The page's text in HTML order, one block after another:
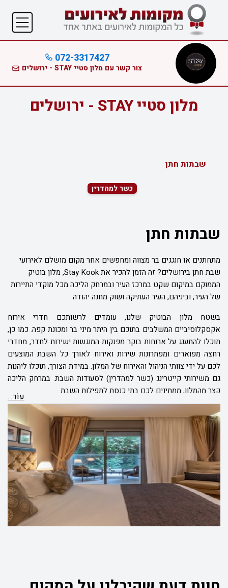
072-3317427
צור קשר עם מלון סטיי STAY - ירושלים
מלון סטיי STAY - ירושלים
שבתות חתן
כשר למהדרין
שבתות חתן
מתחתנים או חוגגים בר מצווה ומחפשים אחר מקום מושלם לאירועי
שבת חתן בירושלים? זה הזמן להכיר את
מלון בוטיק
הממוקם במיקום שקט במרכז העיר ובמרחק הליכה מכל מוקדי התיירות
של העיר, וביניהם, העיר העתיקה ושוק מחנה יהודה.
בשטח מלון הבוטיק שלנו, עומדים לרשותכם חדרי אירוח
אקסקלוסיביים המשלבים בתוכם בין היתר מיני בר ומכונת קפה. כמו כן,
תוכלו להתענג על ארוחות בוקר מפנקות המוגשות ישירות לחדר, מחדרי
רחצה מפוארים ומפתרונות שירות ואירוח לאורך כל השבת המוצעים
לכם על ידי צוותי הניהול והאירוח של המלון. במידת הצורך, תוכלו ליהנות
גם משירותי קייטרינג (כשר למהדרין) לסעודות השבת. במרחק הליכה
קצר מהמלון, ממתינים לכם בתי כנסת לתפילות השבת
עוֹד...